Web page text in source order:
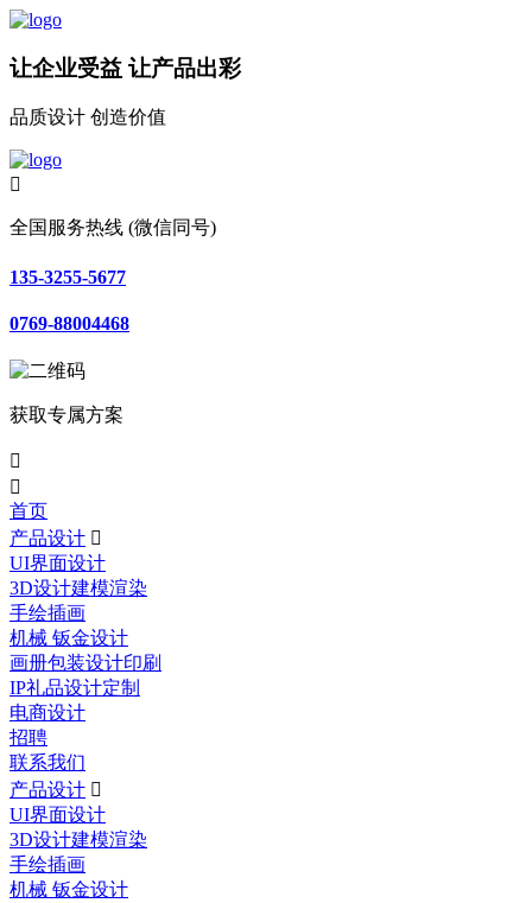
让企业受益 让产品出彩
品质设计 创造价值

全国服务热线 (微信同号)
135-3255-5677
0769-88004468
获取专属方案


首页
产品设计 
UI界面设计
3D设计建模渲染
手绘插画
机械 钣金设计
画册包装设计印刷
IP礼品设计定制
电商设计
招聘
联系我们
产品设计 
UI界面设计
3D设计建模渲染
手绘插画
机械 钣金设计